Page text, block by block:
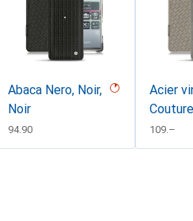
Abaca Nero, Noir,
Noir
CHF
94.90
Acier
CHF
109.–